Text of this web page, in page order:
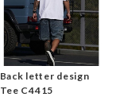
Back letter design
Tee C4415